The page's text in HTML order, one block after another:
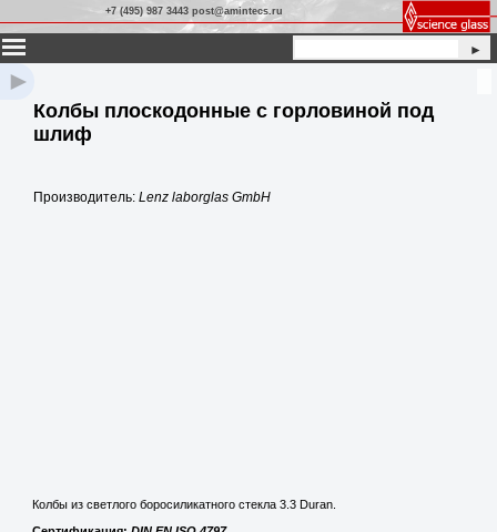
+7 (495) 987 3443 post@amintecs.ru
►
►
Колбы плоскодонные с горловиной под
шлиф
Производитель: Lenz laborglas GmbH
Колбы из светлого боросиликатного стекла 3.3 Duran.